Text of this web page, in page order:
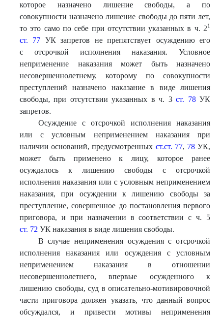
которое назначено лишение свободы, а по
совокупности назначено лишение свободы до пяти лет,
то это само по себе при отсутствии указанных в ч. 21
ст. 77 УК запретов не препятствует осуждению его
с отсрочкой исполнения наказания. Условное
неприменение наказания может быть назначено
несовершеннолетнему, которому по совокупности
преступлений назначено наказание в виде лишения
свободы, при отсутствии указанных в ч. 3ст. 78УК
запретов.
Осуждение с отсрочкой исполнения наказания
или с условным неприменением наказания при
наличии оснований, предусмотренных ст.ст. 77, 78УК,
может быть применено к лицу, которое ранее
осуждалось к лишению свободы с отсрочкой
исполнения наказания или с условным неприменением
наказания, при осуждении к лишению свободы за
преступление, совершенное до постановления первого
приговора, и при назначении в соответствии с ч. 5
ст. 72 УК наказания в виде лишения свободы.
В случае неприменения осуждения с отсрочкой
исполнения наказания или осуждения с условным
неприменением наказания в отношении
несовершеннолетнего, впервые осужденного к
лишению свободы, суд в описательно-мотивировочной
части приговора должен указать, что данный вопрос
обсуждался, и привести мотивы неприменения